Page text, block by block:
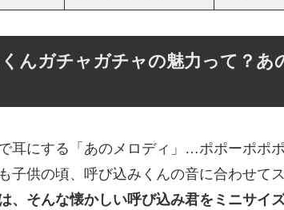
んガチャガチャの魅力って？
耳にする「あのメロディ」…ポポーポポ
子供の頃、呼び込みくんの音に合わせて
、そんな懐かしい呼び込み君をミニサイ